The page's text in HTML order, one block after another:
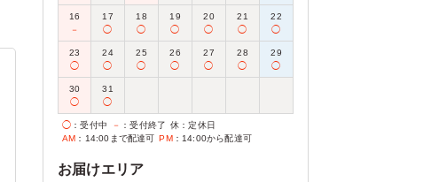
16
－
17
◯
18
◯
19
◯
20
◯
21
◯
22
◯
23
◯
24
◯
25
◯
26
◯
27
◯
28
◯
29
◯
30
◯
31
◯
◯ ：受付中 － ：受付終了 休 ：定休日
AM ：14:00まで配達可 PM：14:00から配達可
お届けエリア